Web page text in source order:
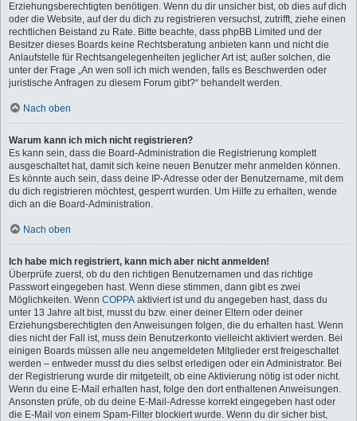
Erziehungsberechtigten benötigen. Wenn du dir unsicher bist, ob dies auf dich
oder die Website, auf der du dich zu registrieren versuchst, zutrifft, ziehe einen
rechtlichen Beistand zu Rate. Bitte beachte, dass phpBB Limited und der
Besitzer dieses Boards keine Rechtsberatung anbieten kann und nicht die
Anlaufstelle für Rechtsangelegenheiten jeglicher Art ist; außer solchen, die
unter der Frage „An wen soll ich mich wenden, falls es Beschwerden oder
juristische Anfragen zu diesem Forum gibt?“ behandelt werden.
Nach oben
Warum kann ich mich nicht registrieren?
Es kann sein, dass die Board-Administration die Registrierung komplett
ausgeschaltet hat, damit sich keine neuen Benutzer mehr anmelden können.
Es könnte auch sein, dass deine IP-Adresse oder der Benutzername, mit dem
du dich registrieren möchtest, gesperrt wurden. Um Hilfe zu erhalten, wende
dich an die Board-Administration.
Nach oben
Ich habe mich registriert, kann mich aber nicht anmelden!
Überprüfe zuerst, ob du den richtigen Benutzernamen und das richtige
Passwort eingegeben hast. Wenn diese stimmen, dann gibt es zwei
Möglichkeiten. Wenn COPPA aktiviert ist und du angegeben hast, dass du
unter 13 Jahre alt bist, musst du bzw. einer deiner Eltern oder deiner
Erziehungsberechtigten den Anweisungen folgen, die du erhalten hast. Wenn
dies nicht der Fall ist, muss dein Benutzerkonto vielleicht aktiviert werden. Bei
einigen Boards müssen alle neu angemeldeten Mitglieder erst freigeschaltet
werden – entweder musst du dies selbst erledigen oder ein Administrator. Bei
der Registrierung wurde dir mitgeteilt, ob eine Aktivierung nötig ist oder nicht.
Wenn du eine E-Mail erhalten hast, folge den dort enthaltenen Anweisungen.
Ansonsten prüfe, ob du deine E-Mail-Adresse korrekt eingegeben hast oder
die E-Mail von einem Spam-Filter blockiert wurde. Wenn du dir sicher bist,